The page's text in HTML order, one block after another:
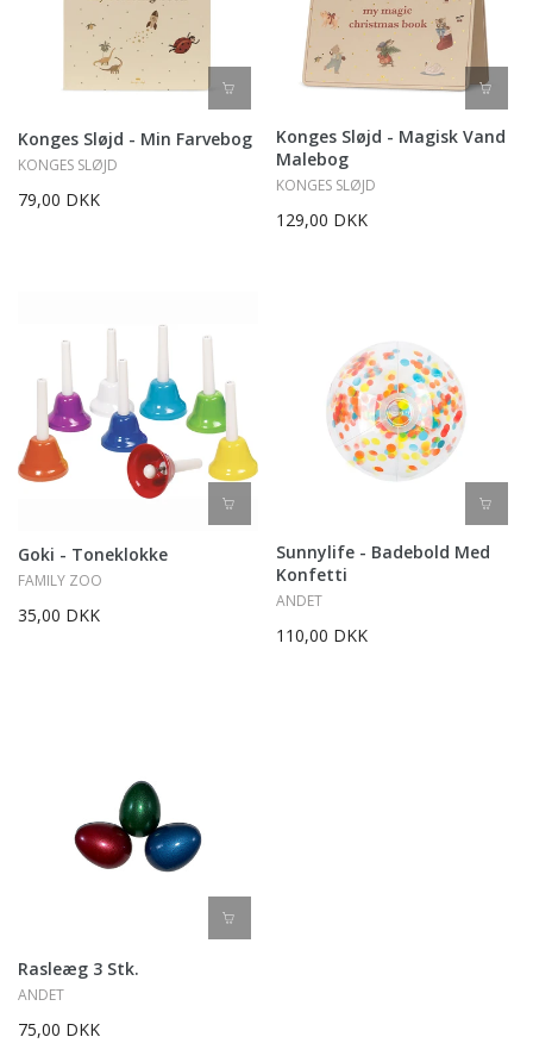
Konges Sløjd - Min Farvebog
KONGES SLØJD
79,00 DKK
Konges Sløjd - Magisk Vand
Malebog
KONGES SLØJD
129,00 DKK
Goki - Toneklokke
FAMILY ZOO
35,00 DKK
Sunnylife - Badebold Med
Konfetti
ANDET
110,00 DKK
Rasleæg 3 Stk.
ANDET
75,00 DKK